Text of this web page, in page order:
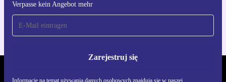
Verpasse kein Angebot mehr
Zarejestruj się
Informacje na temat używania danych osobowych znajdują się w naszej
Dla iOS i Android